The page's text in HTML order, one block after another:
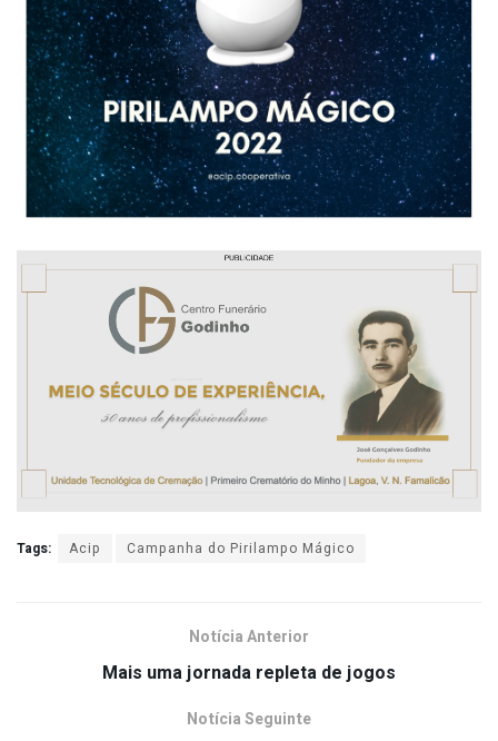
Tags: Acip Campanha do Pirilampo Mágico
Notícia Anterior
Mais uma jornada repleta de jogos
Notícia Seguinte